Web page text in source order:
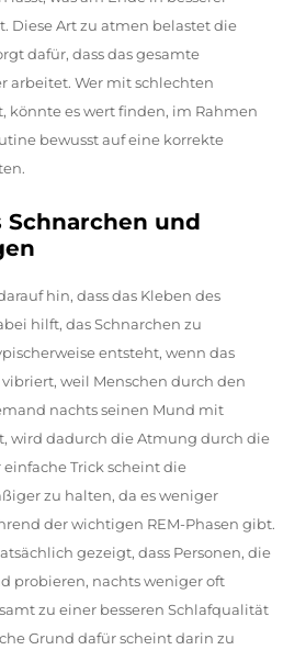
Diese Art zu atmen belastet die
dafür, dass das gesamte
arbeitet. Wer mit schlechten
könnte es wert finden, im Rahmen
bewusst auf eine korrekte
und
hin, dass das Kleben des
hilft, das Schnarchen zu
entsteht, wenn das
weil Menschen durch den
nachts seinen Mund mit
wird dadurch die Atmung durch die
einfache Trick scheint die
zu halten, da es weniger
der wichtigen REM-Phasen gibt.
gezeigt, dass Personen, die
probieren, nachts weniger oft
zu einer besseren Schlafqualität
Grund dafür scheint darin zu